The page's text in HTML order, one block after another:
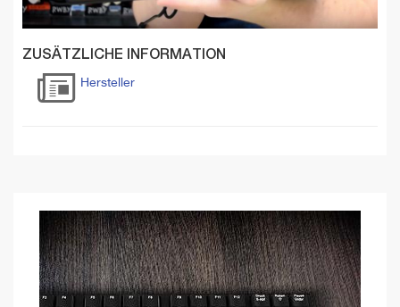
ZUSÄTZLICHE INFORMATION
Hersteller